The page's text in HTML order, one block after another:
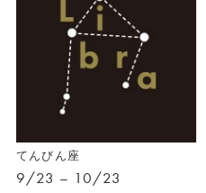
てんびん座
9/23 – 10/23